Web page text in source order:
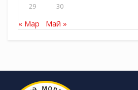
29 30
« Мар Май »